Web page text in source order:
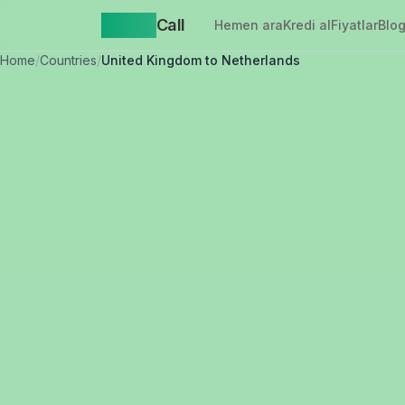
Call Hemen araKredi alFiyatlarBlog
Home/Countries/United Kingdom to Netherlands